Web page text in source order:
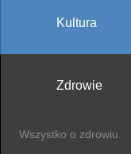
Kultura
Zdrowie
Wszystko o zdrowiu